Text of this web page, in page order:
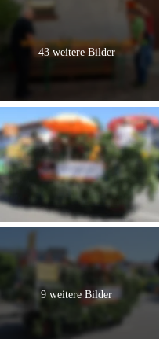
43 weitere Bilder
9 weitere Bilder